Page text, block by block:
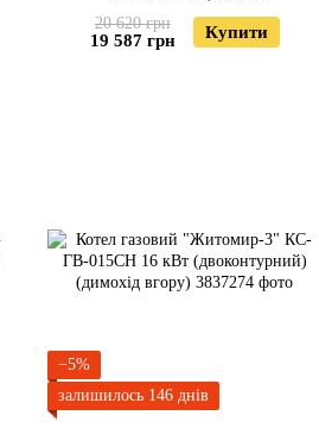
(одноконтурний) (димохід ззаду)
20 620 грн
19 587 грн Купити
−5%
залишилось 146 днів